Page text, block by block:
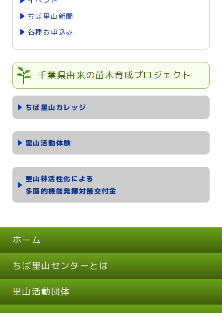
ちば里山新聞
各種お申込み
千葉県由来の苗木育成プロジェクト
ちば里山カレッジ
里山活動体験
里山林活性化による
多面的機能発揮対策交付金
ホーム
ちば里山センターとは
里山活動団体